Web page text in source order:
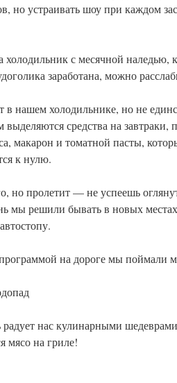
но устраивать шоу при каждом
холодильник с месячной наледью,
заработана, можно
в нашем холодильнике, но не
средства на завтраки,
макарон и томатной пасты,
к нулю.
но пролетит — не успеешь
мы решили бывать в новых
на дороге мы поймали
нас кулинарными
мясо на гриле!